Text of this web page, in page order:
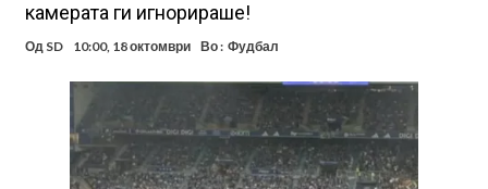
камерата ги игнорираше!
Од SD 10:00, 18 октомври Во : Фудбал